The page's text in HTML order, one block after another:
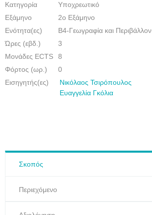
Κατηγορία
Υποχρεωτικό
Εξάμηνο
2ο Εξάμηνο
Eνότητα(ες)
Β4-Γεωγραφία και Περιβάλλον
Ώρες (εβδ.)
3
Μονάδες ECTS
8
Φόρτος (ωρ.)
0
Εισηγητής(ες)
Νικόλαος Τσιρόπουλος
Ευαγγελία Γκόλια
Σκοπός
Περιεχόμενο